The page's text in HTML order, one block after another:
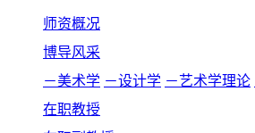
师资概况
博导风采
－美术学 －设计学 －艺术学理论
在职教授